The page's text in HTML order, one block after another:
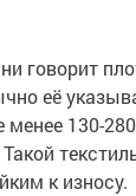
говорит
её
130-
к износу.